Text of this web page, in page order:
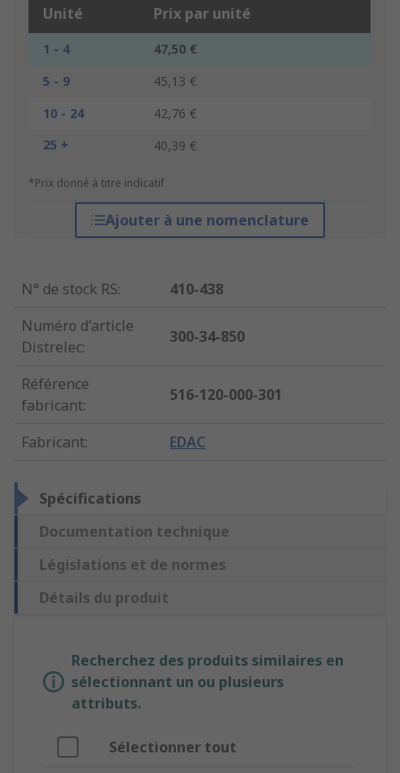
Unité Prix par unité
1 - 4
47,50 €
5 - 9
45,13 €
10 - 24
42,76 €
25 +
40,39 €
*Prix donné à titre indicatif
Ajouter à une nomenclature
N° de stock RS:
410-438
Numéro d'article
Distrelec:
300-34-850
Référence
fabricant:
516-120-000-301
Fabricant: EDAC
Spécifications
Documentation technique
Législations et de normes
Détails du produit
Recherchez des produits similaires en
sélectionnant un ou plusieurs
attributs.
Sélectionner tout